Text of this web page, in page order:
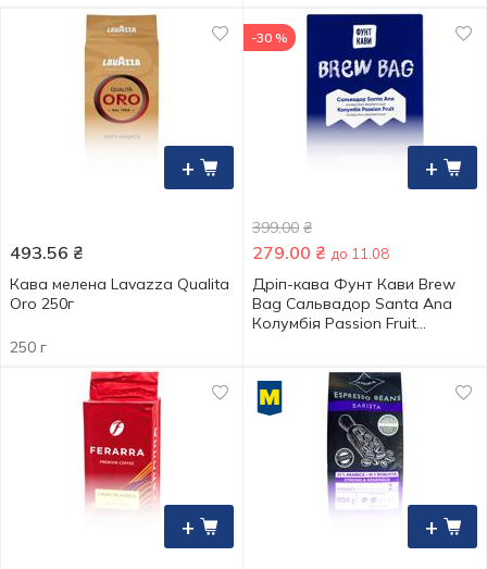
+
493.56 ₴
Кава мелена Lavazza Qualitа
Oro 250г
250 г
+
-30 %
399.00 ₴
279.00 ₴ до 11.08
Дріп-кава Фунт Кави Brew
Bag Сальвадор Santa Ana
Колумбія Passion Fruit
+ +